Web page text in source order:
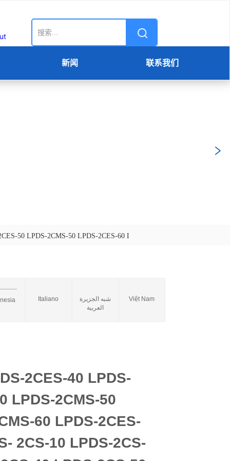
新闻 联系我们
50 LPDS-2CMS-50 LPDS-2CES-60 LPDS-2CMS-60 LPDS-2CES-
Italiano
شبه الجزيرة
العربية
Việt Nam
2CES-40 LPDS-
LPDS-2CMS-50
60 LPDS-2CES-
2CS-10 LPDS-2CS-